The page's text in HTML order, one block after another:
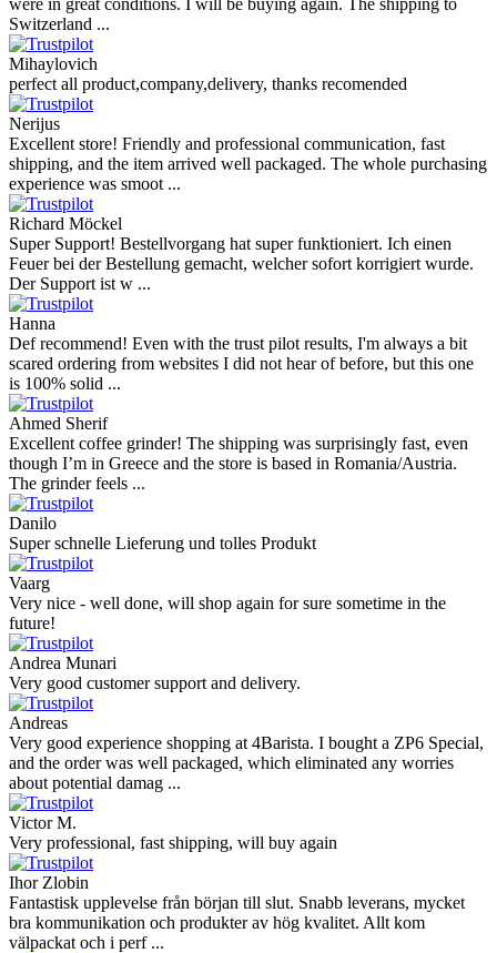
Switzerland ...
Mihaylovich
perfect all product,company,delivery, thanks recomended
Nerijus
Excellent store! Friendly and professional communication, fast
shipping, and the item arrived well packaged. The whole purchasing
experience was smoot ...
Richard Möckel
Super Support! Bestellvorgang hat super funktioniert. Ich einen
Feuer bei der Bestellung gemacht, welcher sofort korrigiert wurde.
Der Support ist w ...
Hanna
Def recommend! Even with the trust pilot results, I'm always a bit
scared ordering from websites I did not hear of before, but this one
is 100% solid ...
Ahmed Sherif
Excellent coffee grinder! The shipping was surprisingly fast, even
though I’m in Greece and the store is based in Romania/Austria.
The grinder feels ...
Danilo
Super schnelle Lieferung und tolles Produkt
Vaarg
Very nice - well done, will shop again for sure sometime in the
future!
Andrea Munari
Very good customer support and delivery.
Andreas
Very good experience shopping at 4Barista. I bought a ZP6 Special,
and the order was well packaged, which eliminated any worries
about potential damag ...
Victor M.
Very professional, fast shipping, will buy again
Ihor Zlobin
Fantastisk upplevelse från början till slut. Snabb leverans, mycket
bra kommunikation och produkter av hög kvalitet. Allt kom
välpackat och i perf ...